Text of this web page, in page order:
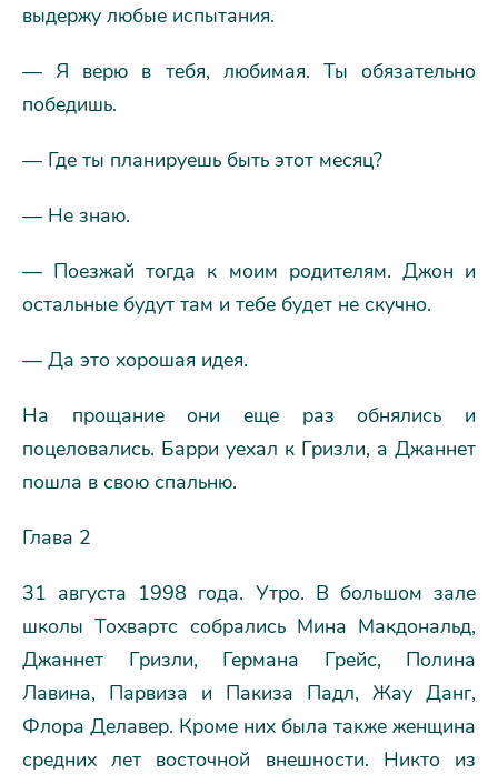
выдержу любые испытания.
— Я верю в тебя, любимая. Ты обязательно
победишь.
— Где ты планируешь быть этот месяц?
— Не знаю.
— Поезжай тогда к моим родителям. Джон и
остальные будут там и тебе будет не скучно.
— Да это хорошая идея.
На прощание они еще раз обнялись и
поцеловались. Барри уехал к Гризли, а Джаннет
пошла в свою спальню.
Глава 2
31 августа 1998 года. Утро. В большом зале
школы Тохвартс собрались Мина Макдональд,
Джаннет Гризли, Германа Грейс, Полина
Лавина, Парвиза и Пакиза Падл, Жау Данг,
Флора Делавер. Кроме них была также женщина
средних лет восточной внешности. Никто из